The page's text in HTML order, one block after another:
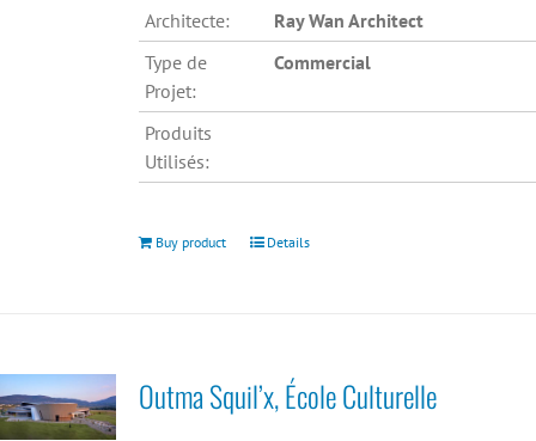
Architecte:
Ray Wan Architect
Type de
Projet:
Commercial
Produits
Utilisés:
Buy product Details
Outma Squil’x, École Culturelle